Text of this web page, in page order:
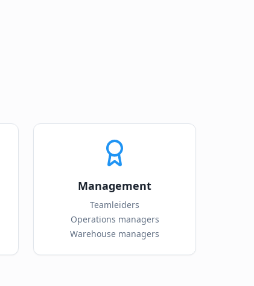
Management
Teamleiders
Operations managers
Warehouse managers